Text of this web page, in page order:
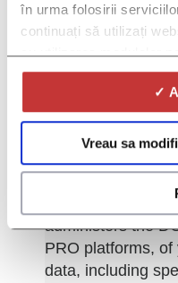
în urma folosirii
continuați să utilizați
cu utilizarea modulelor
✓
Vreau sa
*By selecting the
from the drop-
give your consent
("Operator"), the
administers the
PRO platforms, of
data, including